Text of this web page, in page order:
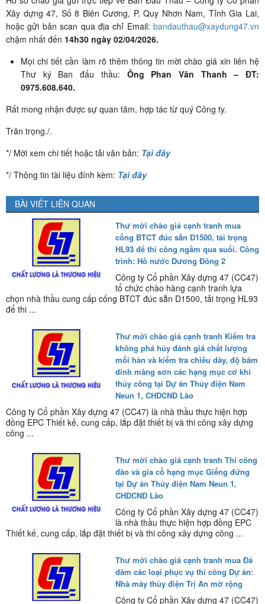
Xây dựng 47, Số 8 Biên Cương, P. Quy Nhơn Nam, Tỉnh Gia Lai,
hoặc gửi bản scan qua địa chỉ Email: bandauthau@xaydung47.vn
chậm nhất đến 14h30 ngày 02/04/2026.
Mọi chi tiết cần làm rõ thêm thông tin mời chào giá xin liên hệ
Thư ký Ban đấu thầu: Ông Phan Văn Thanh – ĐT:
0975.608.640.
Rất mong nhận được sự quan tâm, hợp tác từ quý Công ty.
Trân trọng./.
*/ Mời xem chi tiết hoặc tải văn bản: Tại đây
*/ Thông tin tài liệu đính kèm: Tại đây
BÀI VIẾT LIÊN QUAN
Thư mời chào giá cạnh tranh mua
cống BTCT đúc sẵn D1500, tải trọng
HL93 để thi công ngầm qua suối. Công
trình: Hồ nước Dương Đông 2
Công ty Cổ phần Xây dựng 47 (CC47)
tổ chức chào hàng cạnh tranh lựa
chọn nhà thầu cung cấp cống BTCT đúc sẵn D1500, tải trọng HL93
để thi ...
Thư mời chào giá cạnh tranh Kiểm tra
không phá hủy đánh giá chất lượng
mối hàn và kiểm tra chiều dày, độ bám
dính màng sơn các hạng mục cơ khí
thủy công tại Dự án Thủy điện Nam
Neun 1, CHDCND Lào
Công ty Cổ phần Xây dựng 47 (CC47) là nhà thầu thực hiện hợp
đồng EPC Thiết kế, cung cấp, lắp đặt thiết bị và thi công xây dựng
công ...
Thư mời chào giá cạnh tranh Thi công
đào và gia cố hạng mục Giếng đứng
tại Dự án Thủy điện Nam Neun 1,
CHDCND Lào
Công ty Cổ phần Xây dựng 47 (CC47)
là nhà thầu thực hiện hợp đồng EPC
Thiết kế, cung cấp, lắp đặt thiết bị và thi công xây dựng công ...
Thư mời chào giá cạnh tranh mua Đá
dăm các loại phục vụ thi công Dự án:
Nhà máy thủy điện Trị An mở rộng
Công ty Cổ phần Xây dựng 47 (CC47)